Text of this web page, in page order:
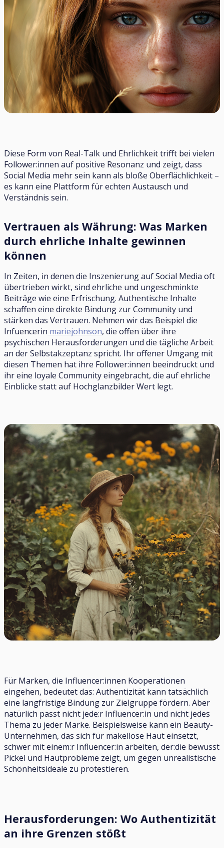
Diese Form von Real-Talk und Ehrlichkeit trifft bei vielen
Follower:innen auf positive Resonanz und zeigt, dass
Social Media mehr sein kann als bloße Oberflächlichkeit –
es kann eine Plattform für echten Austausch und
Verständnis sein.
Vertrauen als Währung: Was Marken
durch ehrliche Inhalte gewinnen
können
In Zeiten, in denen die Inszenierung auf Social Media oft
übertrieben wirkt, sind ehrliche und ungeschminkte
Beiträge wie eine Erfrischung. Authentische Inhalte
schaffen eine direkte Bindung zur Community und
stärken das Vertrauen. Nehmen wir das Beispiel die
Infuencerin mariejohnson, die offen über ihre
psychischen Herausforderungen und die tägliche Arbeit
an der Selbstakzeptanz spricht. Ihr offener Umgang mit
diesen Themen hat ihre Follower:innen beeindruckt und
ihr eine loyale Community eingebracht, die auf ehrliche
Einblicke statt auf Hochglanzbilder Wert legt.
Für Marken, die Influencer:innen Kooperationen
eingehen, bedeutet das: Authentizität kann tatsächlich
eine langfristige Bindung zur Zielgruppe fördern. Aber
natürlich passt nicht jede:r Influencer:in und nicht jedes
Thema zu jeder Marke. Beispielsweise kann ein Beauty-
Unternehmen, das sich für makellose Haut einsetzt,
schwer mit einem:r Influencer:in arbeiten, der:die bewusst
Pickel und Hautprobleme zeigt, um gegen unrealistische
Schönheitsideale zu protestieren.
Herausforderungen: Wo Authentizität
an ihre Grenzen stößt